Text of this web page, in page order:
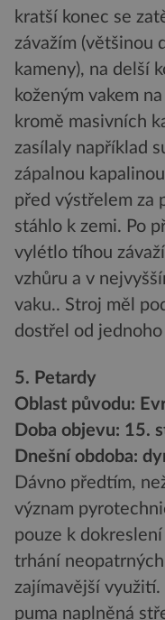
kratší konec se
závažím (většinou
kameny), na delší
koženým vakem
kromě masivních
zasílaly například
zápalnou
před výstřelem za
stáhlo k zemi. Po
vylétlo tíhou
vzhůru a v
vaku.. Stroj měl
dostřel od
5. Petardy
Oblast původu:
Doba objevu: 15.
Dnešní obdoba:
Dávno předtím,
význam
pouze k
trhání
zajímavější
puma naplněná